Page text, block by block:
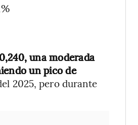
una moderada
un pico de
2025, pero durante